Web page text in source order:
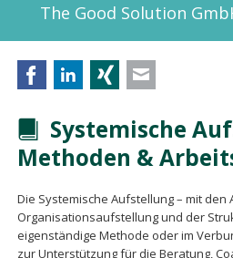
The Good Solution
FacebookLinkedIn Xing
Systemische
Methoden &
Die Systemische Aufstellung – mit
Organisationsaufstellung und der
eigenständige Methode oder im
zur Unterstützung für die Beratung,